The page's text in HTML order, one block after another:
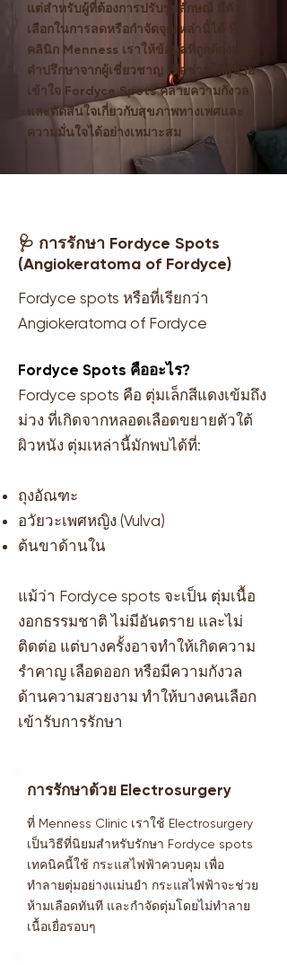
แต่สำหรับผู้ที่ต้องการปรับรูปลักษณ์ มีตัว
เลือกในการลดหรือกำจัดจุดเหล่านี้ได้ ที่
คลินิก Menness เราให้ข้อมูลที่ถูกต้องและ
คำปรึกษาจากผู้เชี่ยวชาญ เพื่อช่วยให้ผู้ชาย
เข้าใจ Fordyce Spots คลายความกังวล
และตัดสินใจเกี่ยวกับสุขภาพทางเพศและ
ความมั่นใจได้อย่างเหมาะสม
🩺 การรักษา Fordyce Spots
(Angiokeratoma of Fordyce)
Fordyce spots หรือที่เรียกว่า
Angiokeratoma of Fordyce
Fordyce Spots คืออะไร?
Fordyce spots คือ ตุ่มเล็กสีแดงเข้มถึง
ม่วง ที่เกิดจากหลอดเลือดขยายตัวใต้
ผิวหนัง ตุ่มเหล่านี้มักพบได้ที่:
ถุงอัณฑะ
อวัยวะเพศหญิง (Vulva)
ต้นขาด้านใน
แม้ว่า Fordyce spots จะเป็น ตุ่มเนื้อ
งอกธรรมชาติ ไม่มีอันตราย และไม่
ติดต่อ แต่บางครั้งอาจทำให้เกิดความ
รำคาญ เลือดออก หรือมีความกังวล
ด้านความสวยงาม ทำให้บางคนเลือก
เข้ารับการรักษา
การรักษาด้วย Electrosurgery
ที่ Menness Clinic เราใช้ Electrosurgery
เป็นวิธีที่นิยมสำหรับรักษา Fordyce spots
เทคนิคนี้ใช้ กระแสไฟฟ้าควบคุม เพื่อ
ทำลายตุ่มอย่างแม่นยำ กระแสไฟฟ้าจะช่วย
ห้ามเลือดทันที และกำจัดตุ่มโดยไม่ทำลาย
เนื้อเยื่อรอบๆ